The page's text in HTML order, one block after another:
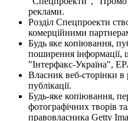
реклами.
Розділ Спецпроекти
комерційними
Будь яке копіювання,
поширення інформації,
"Інтерфакс-Україна",
Власник веб-сторінки в
публікації.
Будь-яке копіювання,
фотографічних творів
правовласника Getty